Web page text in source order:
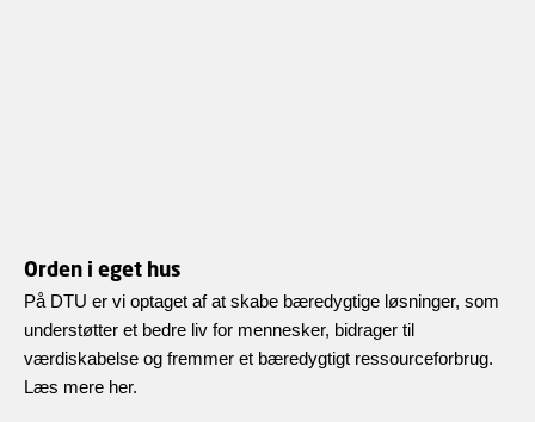
Orden i eget hus
På DTU er vi optaget af at skabe bæredygtige løsninger, som
understøtter et bedre liv for mennesker, bidrager til
værdiskabelse og fremmer et bæredygtigt ressourceforbrug.
Læs mere her.